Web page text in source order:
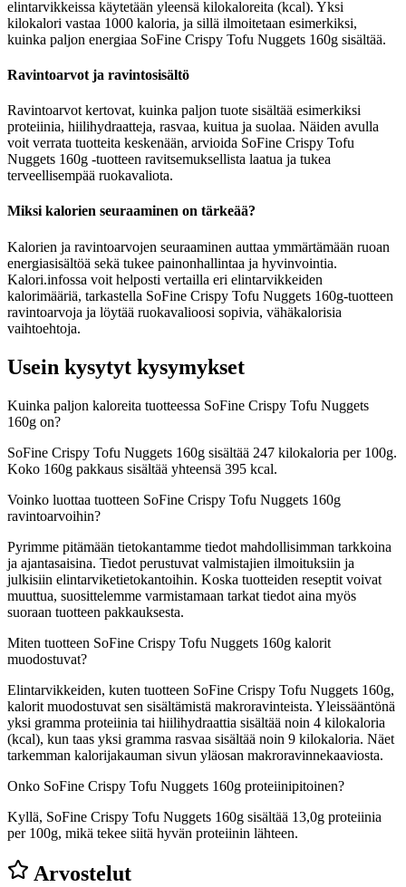
elintarvikkeissa käytetään yleensä kilokaloreita (kcal). Yksi
kilokalori vastaa 1000 kaloria, ja sillä ilmoitetaan esimerkiksi,
kuinka paljon energiaa SoFine Crispy Tofu Nuggets 160g sisältää.
Ravintoarvot ja ravintosisältö
Ravintoarvot kertovat, kuinka paljon tuote sisältää esimerkiksi
proteiinia, hiilihydraatteja, rasvaa, kuitua ja suolaa. Näiden avulla
voit verrata tuotteita keskenään, arvioida SoFine Crispy Tofu
Nuggets 160g -tuotteen ravitsemuksellista laatua ja tukea
terveellisempää ruokavaliota.
Miksi kalorien seuraaminen on tärkeää?
Kalorien ja ravintoarvojen seuraaminen auttaa ymmärtämään ruoan
energiasisältöä sekä tukee painonhallintaa ja hyvinvointia.
Kalori.infossa voit helposti vertailla eri elintarvikkeiden
kalorimääriä, tarkastella SoFine Crispy Tofu Nuggets 160g-tuotteen
ravintoarvoja ja löytää ruokavalioosi sopivia, vähäkalorisia
vaihtoehtoja.
Usein kysytyt kysymykset
Kuinka paljon kaloreita tuotteessa SoFine Crispy Tofu Nuggets
160g on?
SoFine Crispy Tofu Nuggets 160g sisältää 247 kilokaloria per 100g.
Koko 160g pakkaus sisältää yhteensä 395 kcal.
Voinko luottaa tuotteen SoFine Crispy Tofu Nuggets 160g
ravintoarvoihin?
Pyrimme pitämään tietokantamme tiedot mahdollisimman tarkkoina
ja ajantasaisina. Tiedot perustuvat valmistajien ilmoituksiin ja
julkisiin elintarviketietokantoihin. Koska tuotteiden reseptit voivat
muuttua, suosittelemme varmistamaan tarkat tiedot aina myös
suoraan tuotteen pakkauksesta.
Miten tuotteen SoFine Crispy Tofu Nuggets 160g kalorit
muodostuvat?
Elintarvikkeiden, kuten tuotteen SoFine Crispy Tofu Nuggets 160g,
kalorit muodostuvat sen sisältämistä makroravinteista. Yleissääntönä
yksi gramma proteiinia tai hiilihydraattia sisältää noin 4 kilokaloria
(kcal), kun taas yksi gramma rasvaa sisältää noin 9 kilokaloria. Näet
tarkemman kalorijakauman sivun yläosan makroravinnekaaviosta.
Onko SoFine Crispy Tofu Nuggets 160g proteiinipitoinen?
Kyllä, SoFine Crispy Tofu Nuggets 160g sisältää 13,0g proteiinia
per 100g, mikä tekee siitä hyvän proteiinin lähteen.
Arvostelut